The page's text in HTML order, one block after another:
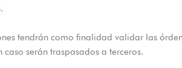
tendrán como finalidad validar las
serán traspasados a terceros.